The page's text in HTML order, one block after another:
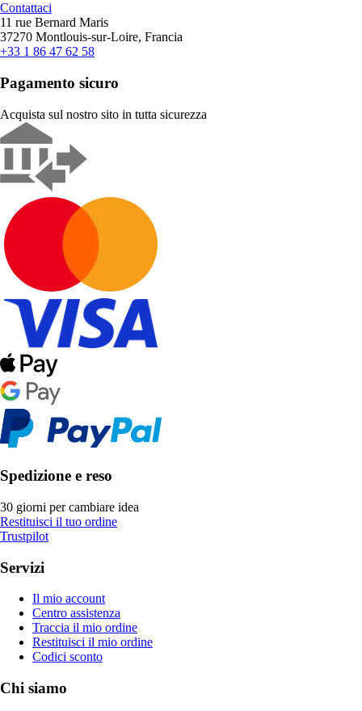
Contattaci
11 rue Bernard Maris
37270 Montlouis-sur-Loire, Francia
+33 1 86 47 62 58
Pagamento sicuro
Acquista sul nostro sito in tutta sicurezza
Spedizione e reso
30 giorni per cambiare idea
Restituisci il tuo ordine
Trustpilot
Servizi
Il mio account
Centro assistenza
Traccia il mio ordine
Restituisci il mio ordine
Codici sconto
Chi siamo